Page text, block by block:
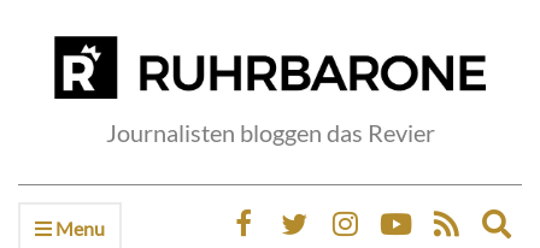
Journalisten bloggen das Revier
Menu